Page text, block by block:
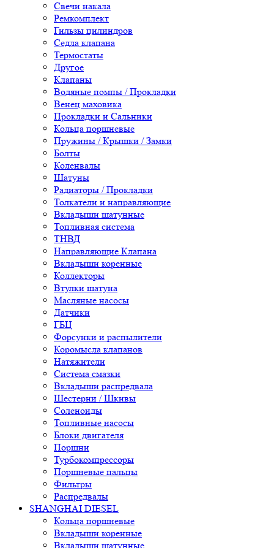
Свечи накала
Ремкомплект
Гильзы цилиндров
Седла клапана
Термостаты
Другое
Клапаны
Водяные помпы / Прокладки
Венец маховика
Прокладки и Сальники
Кольца поршневые
Пружины / Крышки / Замки
Болты
Коленвалы
Шатуны
Радиаторы / Прокладки
Толкатели и направляющие
Вкладыши шатунные
Топливная система
ТНВД
Направляющие Клапана
Вкладыши коренные
Коллекторы
Втулки шатуна
Масляные насосы
Датчики
ГБЦ
Форсунки и распылители
Коромысла клапанов
Натяжители
Система смазки
Вкладыши распредвала
Шестерни / Шкивы
Соленоиды
Топливные насосы
Блоки двигателя
Поршни
Турбокомпрессоры
Поршневые пальцы
Фильтры
Распредвалы
SHANGHAI DIESEL
Кольца поршневые
Вкладыши коренные
Вкладыши шатунные